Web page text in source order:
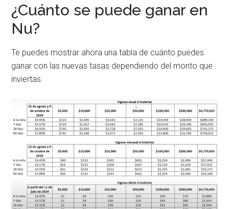
¿Cuánto se puede ganar en
Nu?
Te puedes mostrar ahora una tabla de cuánto puedes
ganar con las nuevas tasas dependiendo del monto que
inviertas.